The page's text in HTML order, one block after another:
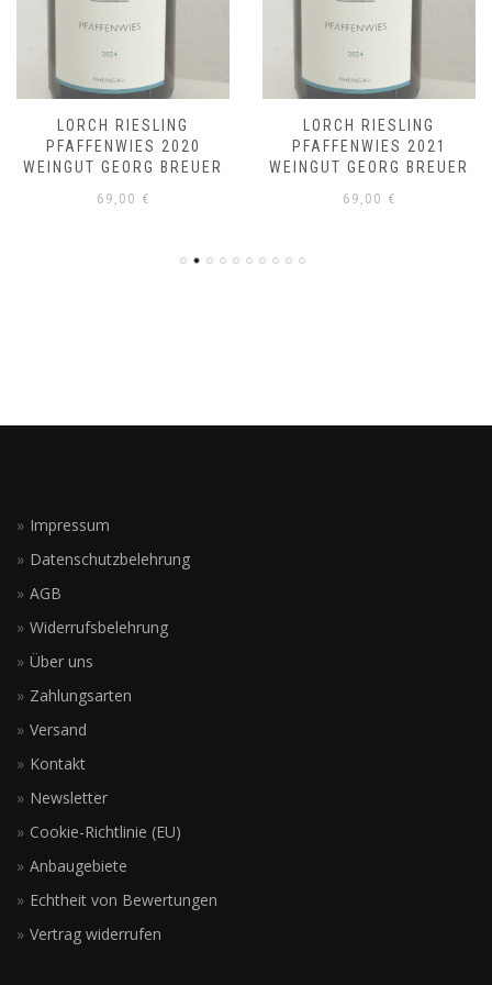
LORCH RIESLING
PFAFFENWIES 2020
WEINGUT GEORG BREUER
69,00 €
LORCH RIESLING
PFAFFENWIES 2021
WEINGUT GEORG BREUER
69,00 €
Impressum
Datenschutzbelehrung
AGB
Widerrufsbelehrung
Über uns
Zahlungsarten
Versand
Kontakt
Newsletter
Cookie-Richtlinie (EU)
Anbaugebiete
Echtheit von Bewertungen
Vertrag widerrufen